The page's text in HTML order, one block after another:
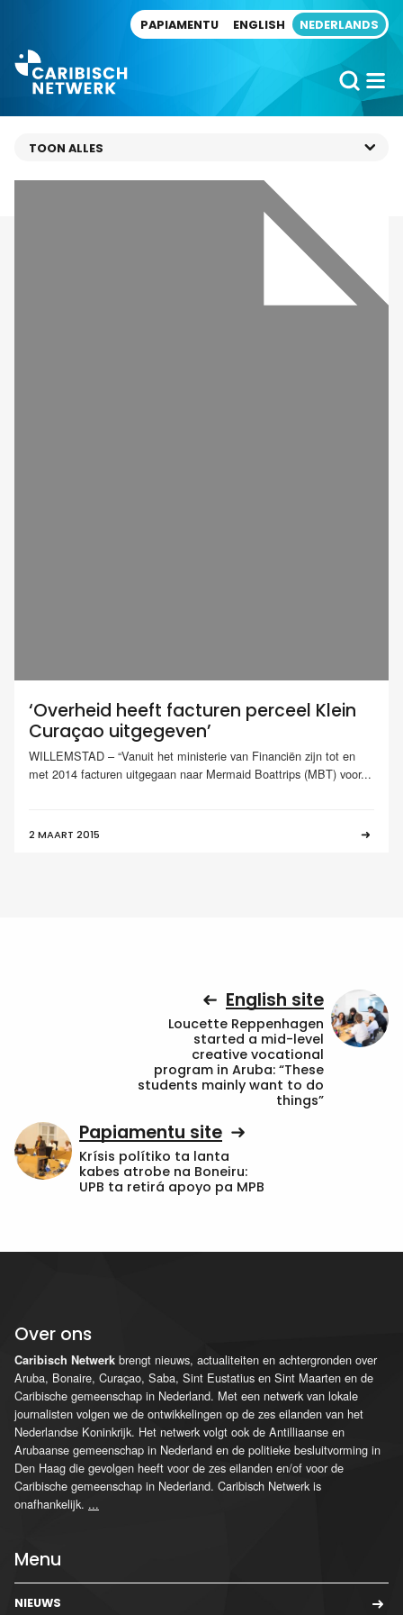
PAPIAMENTU ENGLISH NEDERLANDS
‘Overheid heeft facturen perceel Klein
Curaçao uitgegeven’
WILLEMSTAD – “Vanuit het ministerie van Financiën zijn tot en
met 2014 facturen uitgegaan naar Mermaid Boattrips (MBT) voor...
2 MAART 2015
English site
Loucette Reppenhagen
started a mid-level
creative vocational
program in Aruba: “These
students mainly want to do
things”
Papiamentu site
Krísis polítiko ta lanta
kabes atrobe na Boneiru:
UPB ta retirá apoyo pa MPB
Over ons
Caribisch Netwerk brengt nieuws, actualiteiten en achtergronden over
Aruba, Bonaire, Curaçao, Saba, Sint Eustatius en Sint Maarten en de
Caribische gemeenschap in Nederland. Met een netwerk van lokale
journalisten volgen we de ontwikkelingen op de zes eilanden van het
Nederlandse Koninkrijk. Het netwerk volgt ook de Antilliaanse en
Arubaanse gemeenschap in Nederland en de politieke besluitvorming in
Den Haag die gevolgen heeft voor de zes eilanden en/of voor de
Caribische gemeenschap in Nederland. Caribisch Netwerk is
onafhankelijk. ...
Menu
NIEUWS